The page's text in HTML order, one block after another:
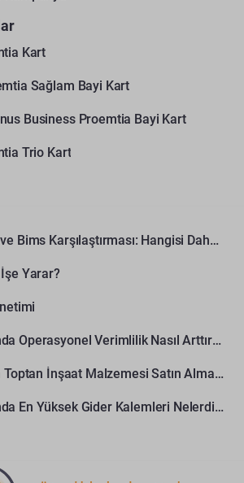
Kart
Sağlam Bayi Kart
Business Proemtia Bayi Kart
Trio Kart
Gazbeton, Tuğla ve Bims Karşılaştırması: Hangisi Daha Avantajlı?
Yarar?
Maden Ocaklarında Operasyonel Verimlilik Nasıl Arttırılır?
Müteahhitler İçin Toptan İnşaat Malzemesi Satın Alma Rehberi
Maden Ocaklarında En Yüksek Gider Kalemleri Nelerdir?